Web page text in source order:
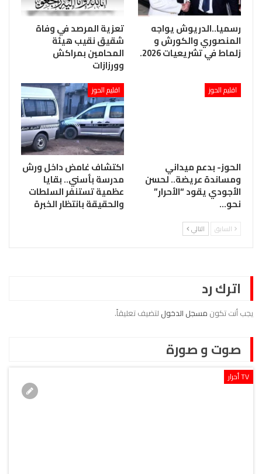
رسميا..الدريوش يواجه
المنصوري والكورش و
زلماط في تشريعيات 2026.
تعزية المرصد في وفاة
شقيق نقيب هيئة
المحامين بمراكش
وورزازات
اقليم الحوز
الحوز- بدعم ميداني
ومساندة عريضة.. لحسن
الأجودي يقود “الأحرار”
نحو…
اقليم الحوز
اكتشاف غامض داخل ورش
مدرسة بأسني.. بقايا
عظمية تستنفر السلطات
والحقيقة بانتظار الخبرة
السابق التالي
اترك رد
يجب أنت تكون مسجل الدخول لتضيف تعليقاً.
صوت و صورة
TV أحرار